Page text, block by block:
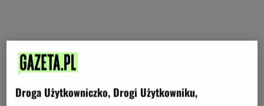
Droga Użytkowniczko, Drogi Użytkowniku,